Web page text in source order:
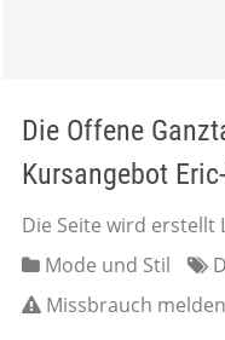
Die Offene
Kursangebot
Die Seite wird erstellt
Mode und Stil
Missbrauch melden